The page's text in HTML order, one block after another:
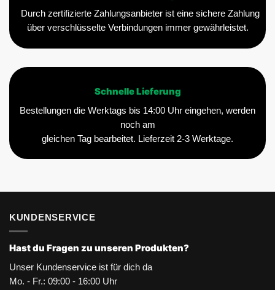
Durch zertifizierte Zahlungsanbieter ist eine sichere Zahlung
über verschlüsselte Verbindungen immer gewährleistet.
Schnelle Lieferung
Bestellungen die Werktags bis 14:00 Uhr eingehen, werden
noch am
gleichen Tag bearbeitet. Lieferzeit 2-3 Werktage.
KUNDENSERVICE
Hast du Fragen zu unseren Produkten?
Unser Kundenservice ist für dich da
Mo. - Fr.: 09:00 - 16:00 Uhr